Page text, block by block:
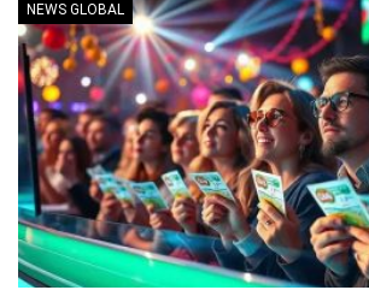
NEWS GLOBAL